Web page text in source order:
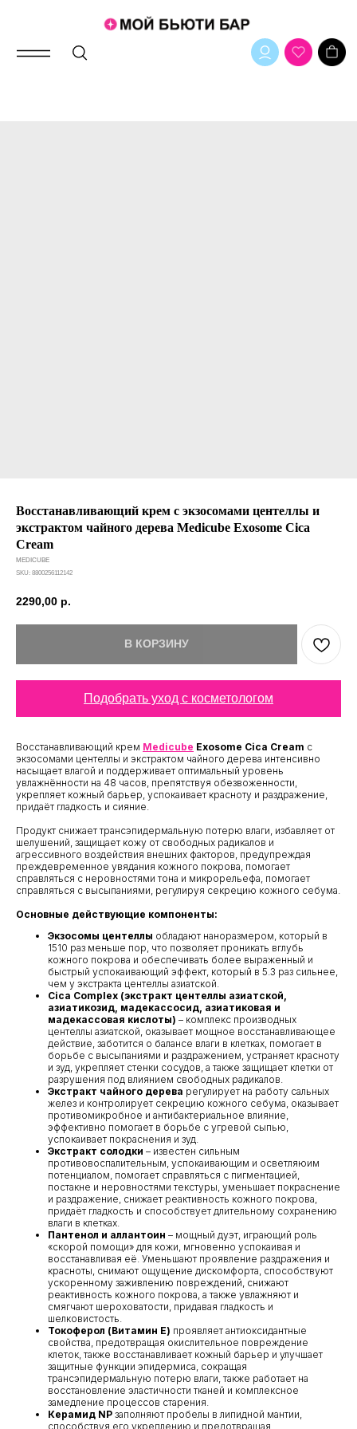
Восстанавливающий крем с экзосомами центеллы и
экстрактом чайного дерева Medicube Exosome Cica
Cream
MEDICUBE
SKU: 8800256112142
2290,00 р.
В КОРЗИНУ
Подобрать уход с косметологом
Восстанавливающий крем Medicube Exosome Cica Cream с
экзосомами центеллы и экстрактом чайного дерева интенсивно
насыщает влагой и поддерживает оптимальный уровень
увлажнённости на 48 часов, препятствуя обезвоженности,
укрепляет кожный барьер, успокаивает красноту и раздражение,
придаёт гладкость и сияние.
Продукт снижает трансэпидермальную потерю влаги, избавляет от
шелушений, защищает кожу от свободных радикалов и
агрессивного воздействия внешних факторов, предупреждая
преждевременное увядания кожного покрова, помогает
справляться с неровностями тона и микрорельефа, помогает
справляться с высыпаниями, регулируя секрецию кожного себума.
Основные действующие компоненты:
Экзосомы центеллы обладают наноразмером, который в
1510 раз меньше пор, что позволяет проникать вглубь
кожного покрова и обеспечивать более выраженный и
быстрый успокаивающий эффект, который в 5.3 раз сильнее,
чем у экстракта центеллы азиатской.
Cica Complex (экстракт центеллы азиатской,
азиатикозид, мадекассосид, азиатиковая и
мадекассовая кислоты) – комплекс производных
центеллы азиатской, оказывает мощное восстанавливающее
действие, заботится о балансе влаги в клетках, помогает в
борьбе с высыпаниями и раздражением, устраняет красноту
и зуд, укрепляет стенки сосудов, а также защищает клетки от
разрушения под влиянием свободных радикалов.
Экстракт чайного дерева регулирует на работу сальных
желез и контролирует секрецию кожного себума, оказывает
противомикробное и антибактериальное влияние,
эффективно помогает в борьбе с угревой сыпью,
успокаивает покраснения и зуд.
Экстракт солодки – известен сильным
противовоспалительным, успокаивающим и осветляюим
потенциалом, помогает справляться с пигментацией,
постакне и неровностями текстуры, уменьшает покраснение
и раздражение, снижает реактивность кожного покрова,
придаёт гладкость и способствует длительному сохранению
влаги в клетках.
Пантенол и аллантоин – мощный дуэт, играющий роль
«скорой помощи» для кожи, мгновенно успокаивая и
восстанавливая её. Уменьшают проявление раздражения и
красноты, снимают ощущение дискомфорта, способствуют
ускоренному заживлению повреждений, снижают
реактивность кожного покрова, а также увлажняют и
смягчают шероховатости, придавая гладкость и
шелковистость.
Токоферол (Витамин E) проявляет антиоксидантные
свойства, предотвращая окислительное повреждение
клеток, также восстанавливает кожный барьер и улучшает
защитные функции эпидермиса, сокращая
трансэпидермальную потерю влаги, также работает на
восстановление эластичности тканей и комплексное
замедление процессов старения.
Керамид NP заполняют пробелы в липидной мантии,
способствуя его укреплению и предотвращая